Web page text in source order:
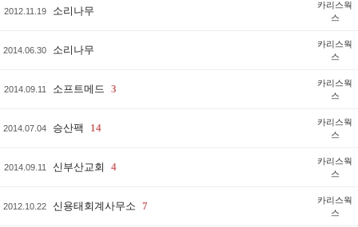
2012.11.19 소리나무
카리스웍
스
2014.06.30 소리나무
카리스웍
스
2014.09.11 소프트메드 3
카리스웍
스
2014.07.04 승산팩 14
카리스웍
스
2014.09.11 신부산교회 4
카리스웍
스
2012.10.22 신용태회계사무소 7
카리스웍
스